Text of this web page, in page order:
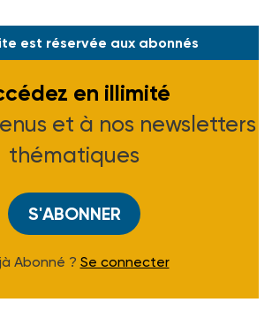
est réservée aux abonnés
en illimité
et à nos newsletters
thématiques
S'ABONNER
Abonné ? Se connecter